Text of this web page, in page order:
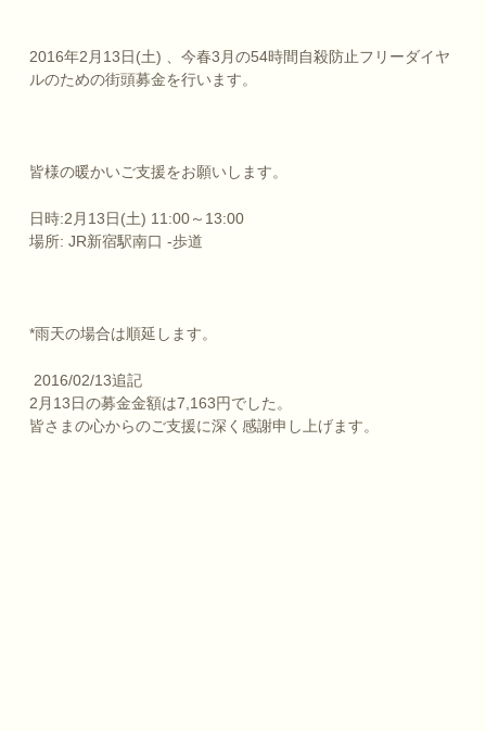
2016年2月13日(土) 、今春3月の54時間自殺防止フリーダイヤ
ルのための街頭募金を行います。
皆様の暖かいご支援をお願いします。
日時:2月13日(土) 11:00～13:00
場所: JR新宿駅南口 -歩道
*雨天の場合は順延します。
2016/02/13追記
2月13日の募金金額は7,163円でした。
皆さまの心からのご支援に深く感謝申し上げます。